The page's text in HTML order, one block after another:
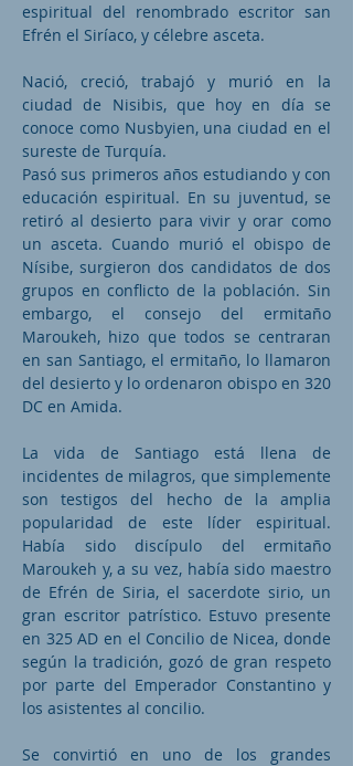
espiritual del renombrado escritor san
Efrén el Siríaco, y célebre asceta.
Nació, creció, trabajó y murió en la
ciudad de Nisibis, que hoy en día se
conoce como Nusbyien, una ciudad en el
sureste de Turquía.
Pasó sus primeros años estudiando y con
educación espiritual. En su juventud, se
retiró al desierto para vivir y orar como
un asceta. Cuando murió el obispo de
Nísibe, surgieron dos candidatos de dos
grupos en conflicto de la población. Sin
embargo, el consejo del ermitaño
Maroukeh, hizo que todos se centraran
en san Santiago, el ermitaño, lo llamaron
del desierto y lo ordenaron obispo en 320
DC en Amida.
La vida de Santiago está llena de
incidentes de milagros, que simplemente
son testigos del hecho de la amplia
popularidad de este líder espiritual.
Había sido discípulo del ermitaño
Maroukeh y, a su vez, había sido maestro
de Efrén de Siria, el sacerdote sirio, un
gran escritor patrístico. Estuvo presente
en 325 AD en el Concilio de Nicea, donde
según la tradición, gozó de gran respeto
por parte del Emperador Constantino y
los asistentes al concilio.
Se convirtió en uno de los grandes